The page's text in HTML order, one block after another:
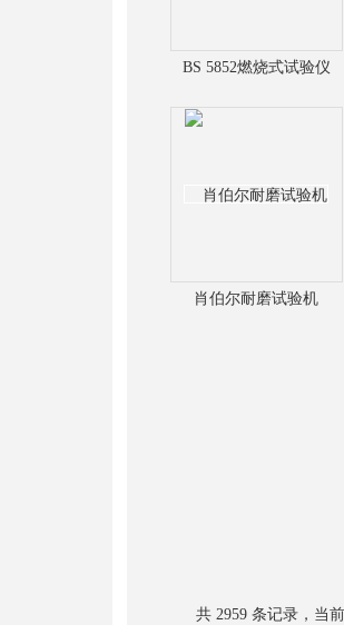
BS 5852燃烧式试验仪
肖伯尔耐磨试验机
共 2959 条记录，当